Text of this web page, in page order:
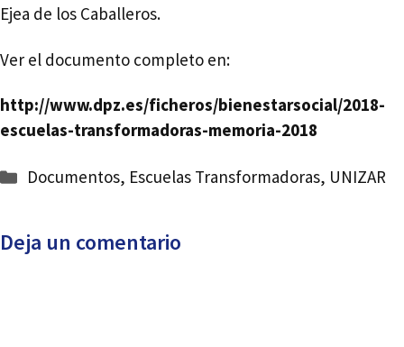
Ejea de los Caballeros.
Ver el documento completo en:
http://www.dpz.es/ficheros/bienestarsocial/2018-
escuelas-transformadoras-memoria-2018
Categorías
Documentos, Escuelas Transformadoras, UNIZAR
Deja un comentario